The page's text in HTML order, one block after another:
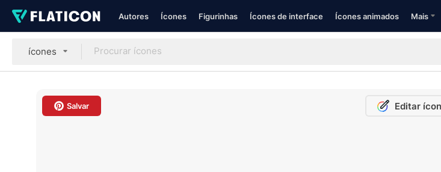
Autores Ícones Figurinhas Ícones de interface Ícones animados Mais
ícones
Salvar Editar